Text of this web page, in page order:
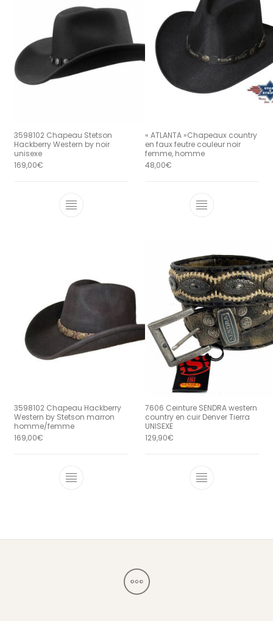
3598102 Chapeau Stetson
Hackberry Western by noir
unisexe
169,00€
Ce produit a plusieurs variations.
« ATLANTA »Chapeaux country
en faux feutre couleur noir
femme, homme
48,00€
Ce produit a
3598102 Chapeau Hackberry
Western by Stetson marron
homme/femme
169,00€
Ce produit a plusieurs variations.
7606 Ceinture SENDRA western
country en cuir Denver Tierra
UNISEXE
129,90€
Ce produit a